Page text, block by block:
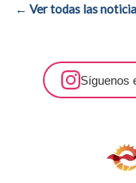
← Ver todas las
Síguenos